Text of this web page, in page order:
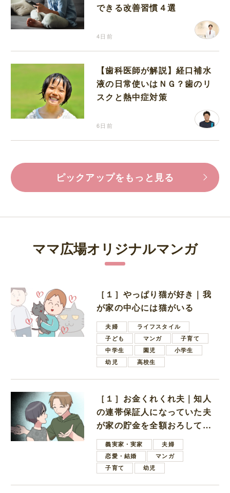
できる改善習慣４選
4日前
【歯科医師が解説】経口補水
液の日常使いはＮＧ？歯のリ
スクと熱中症対策
6日前
ピックアップをもっと見る
ママ広場オリジナルマンガ
［１］やっぱり猫が好き｜我
が家の中心には猫がいる
夫婦
ライフスタイル
子ども
マンガ
子育て
中学生
園児
小学生
幼児
高校生
［１］お金くれくれ夫｜知人
の連帯保証人になっていた夫
が家の貯金を全額おろしてほ
しいと言ってきた
義実家・実家
夫婦
恋愛・結婚
マンガ
子育て
幼児